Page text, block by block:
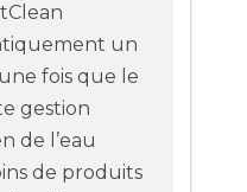
un
fois que le
gestion
de l’eau
de produits